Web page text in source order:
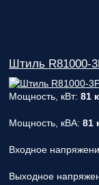
Штиль R81000-
Мощность, кВт: 81
Мощность, кВА: 81
Входное
Выходное